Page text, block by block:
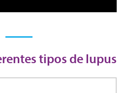
tipos de lupus